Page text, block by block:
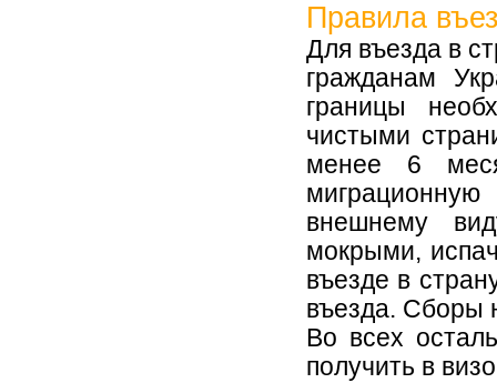
Правила
Для въезда в
гражданам
границы
чистыми
менее 6
миграционную
внешнему
мокрыми,
въезде в
въезда. Сборы
Во всех
получить в